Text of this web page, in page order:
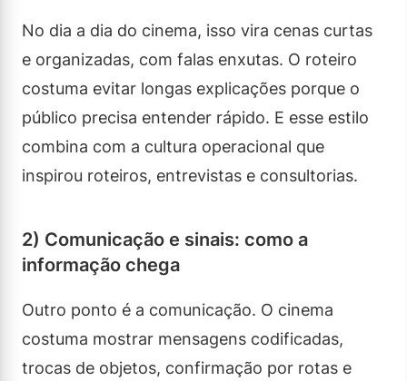
No dia a dia do cinema, isso vira cenas curtas
e organizadas, com falas enxutas. O roteiro
costuma evitar longas explicações porque o
público precisa entender rápido. E esse estilo
combina com a cultura operacional que
inspirou roteiros, entrevistas e consultorias.
2) Comunicação e sinais: como a
informação chega
Outro ponto é a comunicação. O cinema
costuma mostrar mensagens codificadas,
trocas de objetos, confirmação por rotas e